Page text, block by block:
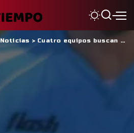
Noticias > Cuatro equipos buscan meterse en semis en el Top 8